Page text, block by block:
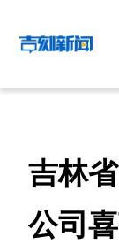
吉林
公司